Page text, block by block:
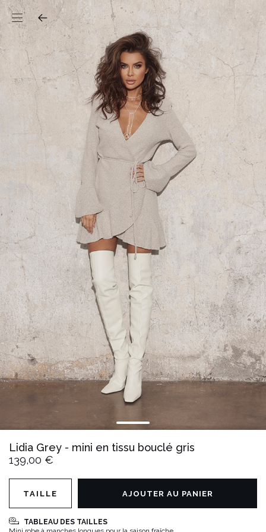
Lidia Grey - mini en tissu bouclé gris
139,00 €
TABLEAU DES TAILLES
TAILLE AJOUTER AU PANIER